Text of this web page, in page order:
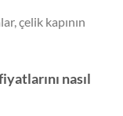
çelik kapının
nasıl